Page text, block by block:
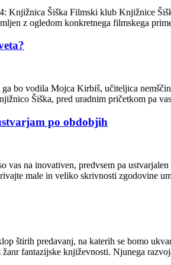
Knjižnica Šiška Filmski klub Knjižnice
z ogledom konkretnega filmskega
bo vodila Mojca Kirbiš, učiteljica
Šiška, pred uradnim pričetkom pa
po obdobjih
na inovativen, predvsem pa
male in veliko skrivnosti
štirih predavanj, na katerih se bomo
fantazijske književnosti. Njunega